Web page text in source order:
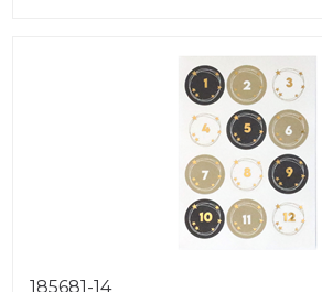
185681-14